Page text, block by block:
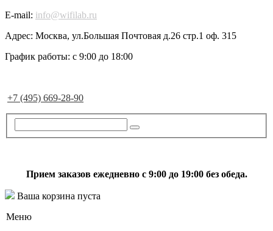
E-mail: info@wifilab.ru
Адрес: Москва, ул.Большая Почтовая д.26 стр.1 оф. 315
График работы: с 9:00 до 18:00
+7 (495) 669-28-90
Прием заказов ежедневно с 9:00 до 19:00 без обеда.
Ваша корзина пуста
Меню